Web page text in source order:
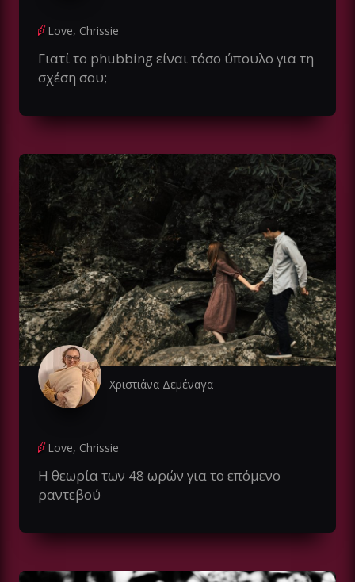
Love, Chrissie
Γιατί το phubbing είναι τόσο ύπουλο για τη
σχέση σου;
Χριστιάνα Δεμέναγα
Love, Chrissie
Η θεωρία των 48 ωρών για το επόμενο
ραντεβού